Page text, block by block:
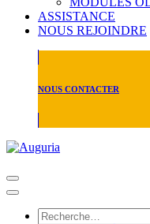
ASSISTANCE
NOUS REJOINDRE
NOUS CONTACTER